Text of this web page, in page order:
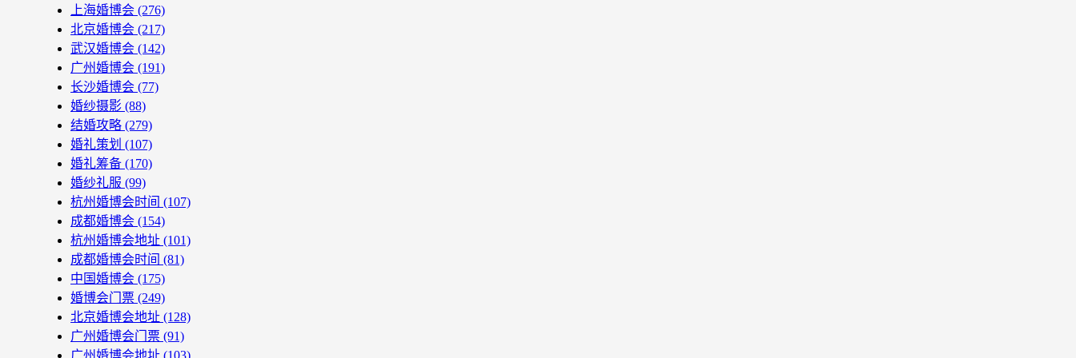
上海婚博会 (276)
北京婚博会 (217)
武汉婚博会 (142)
广州婚博会 (191)
长沙婚博会 (77)
婚纱摄影 (88)
结婚攻略 (279)
婚礼策划 (107)
婚礼筹备 (170)
婚纱礼服 (99)
杭州婚博会时间 (107)
成都婚博会 (154)
杭州婚博会地址 (101)
成都婚博会时间 (81)
中国婚博会 (175)
婚博会门票 (249)
北京婚博会地址 (128)
广州婚博会门票 (91)
广州婚博会地址 (103)